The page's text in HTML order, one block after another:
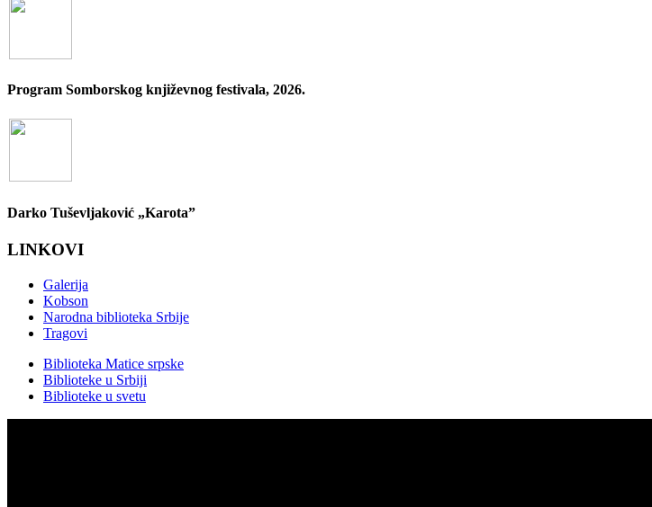
Program Somborskog književnog festivala, 2026.
Darko Tuševljaković „Karota”
LINKOVI
Galerija
Kobson
Narodna biblioteka Srbije
Tragovi
Biblioteka Matice srpske
Biblioteke u Srbiji
Biblioteke u svetu